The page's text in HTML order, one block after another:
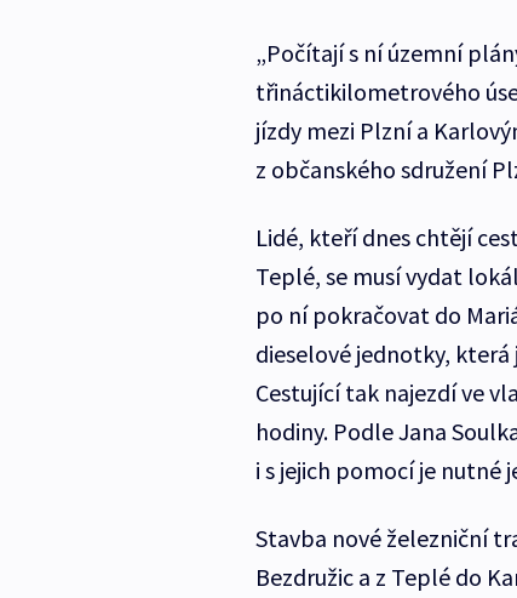
„Počítají s ní územní
třináctikilometrového
jízdy mezi Plzní a
z občanského sdružení
Lidé, kteří dnes chtějí
Teplé, se musí vydat
po ní pokračovat do
dieselové jednotky, která
Cestující tak najezdí ve
hodiny. Podle Jana
i s jejich pomocí je nutné
Stavba nové železniční
Bezdružic a z Teplé do